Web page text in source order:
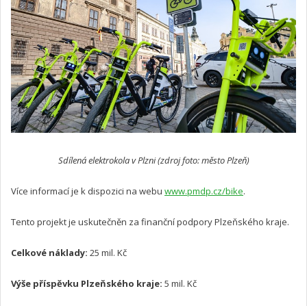
Sdílená elektrokola v Plzni (zdroj foto: město Plzeň)
Více informací je k dispozici na webu www.pmdp.cz/bike.
Tento projekt je uskutečněn za finanční podpory Plzeňského kraje.
Celkové náklady: 25 mil. Kč
Výše příspěvku Plzeňského kraje: 5 mil. Kč